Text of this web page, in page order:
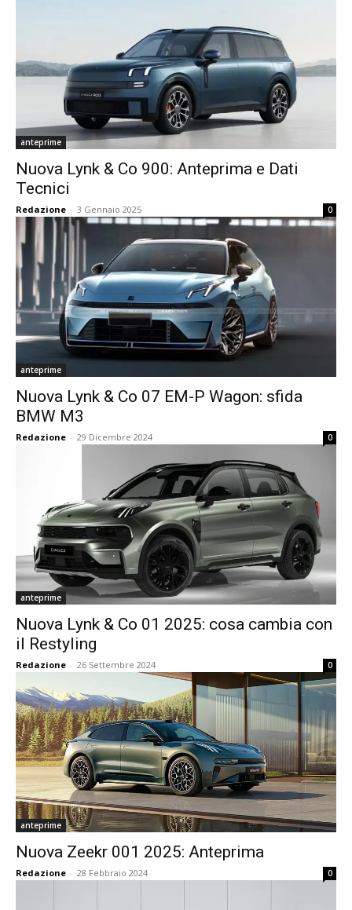
anteprime
Nuova Lynk & Co 900: Anteprima e Dati
Tecnici
Redazione - 3 Gennaio 2025 0
anteprime
Nuova Lynk & Co 07 EM-P Wagon: sfida
BMW M3
Redazione - 29 Dicembre 2024 0
anteprime
Nuova Lynk & Co 01 2025: cosa cambia con
il Restyling
Redazione - 26 Settembre 2024 0
anteprime
Nuova Zeekr 001 2025: Anteprima
Redazione - 28 Febbraio 2024 0